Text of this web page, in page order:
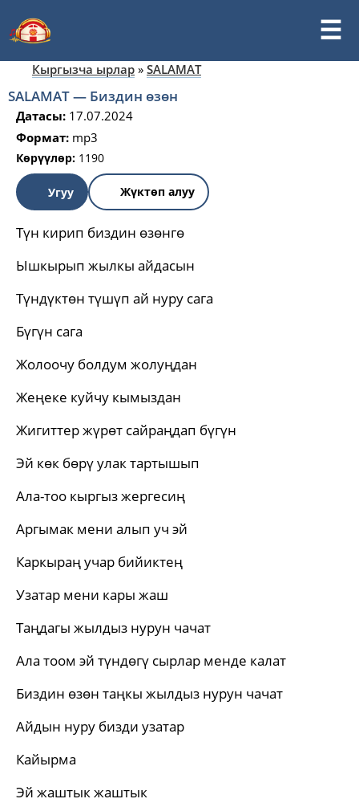
Кыргызча ырлар » SALAMAT
SALAMAT — Биздин өзөн
Датасы: 17.07.2024
Формат: mp3
Көрүүлөр: 1190
Угуу Жүктөп алуу
Түн кирип биздин өзөнгө
Ышкырып жылкы айдасын
Түндүктөн түшүп ай нуру сага
Бүгүн сага
Жолоочу болдум жолуңдан
Жеңеке куйчу кымыздан
Жигиттер жүрөт сайраңдап бүгүн
Эй көк бөрү улак тартышып
Ала-тоо кыргыз жергесиң
Аргымак мени алып уч эй
Каркыраң учар бийиктең
Узатар мени кары жаш
Таңдагы жылдыз нурун чачат
Ала тоом эй түндөгү сырлар менде калат
Биздин өзөн таңкы жылдыз нурун чачат
Айдын нуру бизди узатар
Кайырма
Эй жаштык жаштык